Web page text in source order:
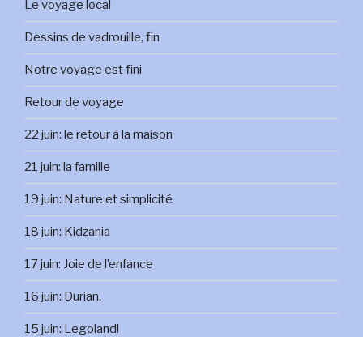
Le voyage local
Dessins de vadrouille, fin
Notre voyage est fini
Retour de voyage
22 juin: le retour à la maison
21 juin: la famille
19 juin: Nature et simplicité
18 juin: Kidzania
17 juin: Joie de l’enfance
16 juin: Durian.
15 juin: Legoland!